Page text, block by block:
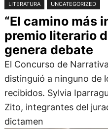
LITERATURA UNCATEGORIZED
“El camino más
premio literario
genera debate
El Concurso de
distinguió a ninguno de
recibidos. Sylvia
Zito, integrantes del
dictamen